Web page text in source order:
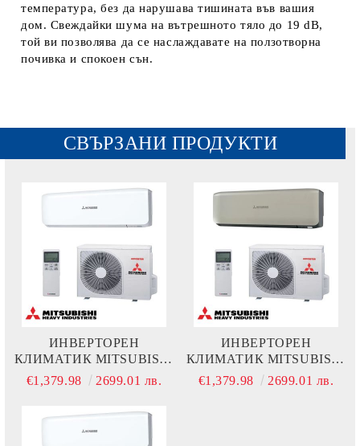
температура, без да нарушава тишината във вашия
дом. Свеждайки шума на вътрешното тяло до 19 dB,
той ви позволява да се наслаждавате на ползотворна
почивка и спокоен сън.
СВЪРЗАНИ ПРОДУКТИ
ИНВЕРТОРЕН
КЛИМАТИК MITSUBISHI
HEAVY INDUSTRIES
SRK50ZS-W + SRC50ZS-W
€1,379.98 2699.01 лв.
ИНВЕРТОРЕН
КЛИМАТИК MITSUBISHI
HEAVY INDUSTRIES
SRK50ZS-W + SRC50ZS-W
€1,379.98 2699.01 лв.